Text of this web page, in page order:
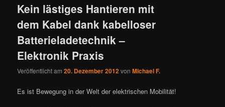
Kein lästiges Hantieren mit
dem Kabel dank kabelloser
Batterieladetechnik –
Elektronik Praxis
Veröffentlicht am20. Dezember 2012vonMichael F.
Es ist Bewegung in der Welt der elektrischen Mobilität!